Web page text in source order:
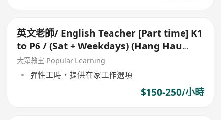
英文老師/ English Teacher [Part time] K1
to P6 / (Sat + Weekdays) (Hang Hau
MTR)
大眾教室 Popular Learning
彈性工時，提供在家工作選項
$150-250/小時